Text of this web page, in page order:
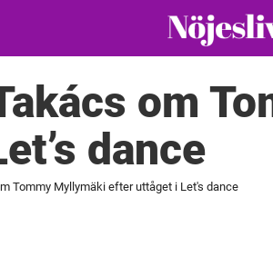
om
dance
Tommy Myllymäki efter uttåget i Let's dance